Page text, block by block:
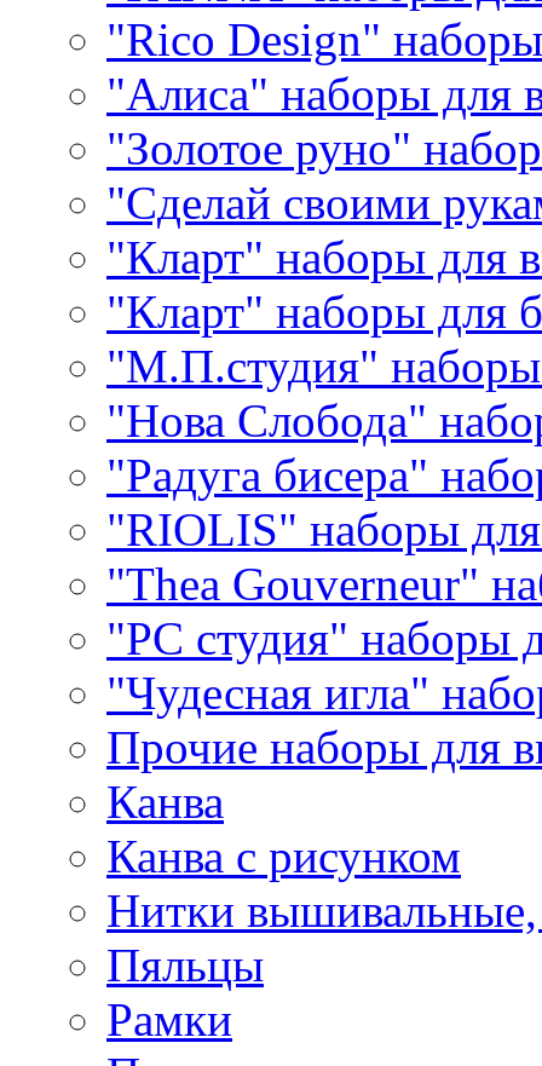
"Rico Design"
"Алиса" наборы для
"Золотое руно"
"Сделай своими
"Кларт" наборы для
"Кларт" наборы для
"М.П.студия"
"Нова Слобода"
"Радуга бисера"
"RIOLIS" наборы
"Thea Gouverneur"
"РС студия" наборы
"Чудесная игла"
Прочие наборы для
Канва
Канва с рисунком
Нитки
Пяльцы
Рамки